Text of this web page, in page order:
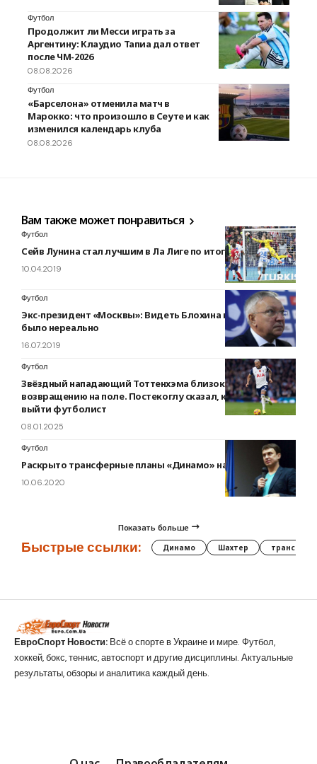
Футбол
Продолжит ли Месси играть за
Аргентину: Клаудио Тапиа дал ответ
после ЧМ-2026
08.08.2026
Футбол
«Барселона» отменила матч в
Марокко: что произошло в Сеуте и как
изменился календарь клуба
08.08.2026
Вам также может понравиться
Футбол
Сейв Лунина стал лучшим в Ла Лиге по итогам марта
10.04.2019
Футбол
Экс-президент «Москвы»: Видеть Блохина каждый день
было нереально
16.07.2019
Футбол
Звёздный нападающий Тоттенхэма близок к
возвращению на поле. Постекоглу сказал, когда сможет
выйти футболист
08.01.2025
Футбол
Раскрыто трансферные планы «Динамо» на лето
10.06.2020
Показать больше
Быстрые ссылки: Динамо Шахтер трансферы
ЕвроСпорт Новости: Всё о спорте в Украине и мире. Футбол,
хоккей, бокс, теннис, автоспорт и другие дисциплины. Актуальные
результаты, обзоры и аналитика каждый день.